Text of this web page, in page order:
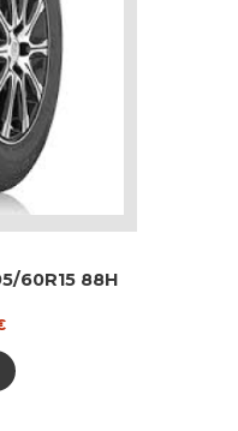
60R15 88H
Current
is:
80€.